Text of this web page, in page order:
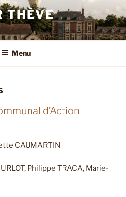
THÈVE
Menu
d’Action
CAUMARTIN
Philippe TRACA, Marie-